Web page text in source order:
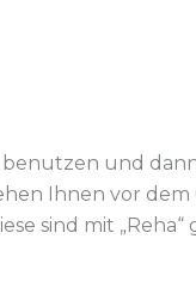
und
Ihnen vor dem
sind mit „Reha“